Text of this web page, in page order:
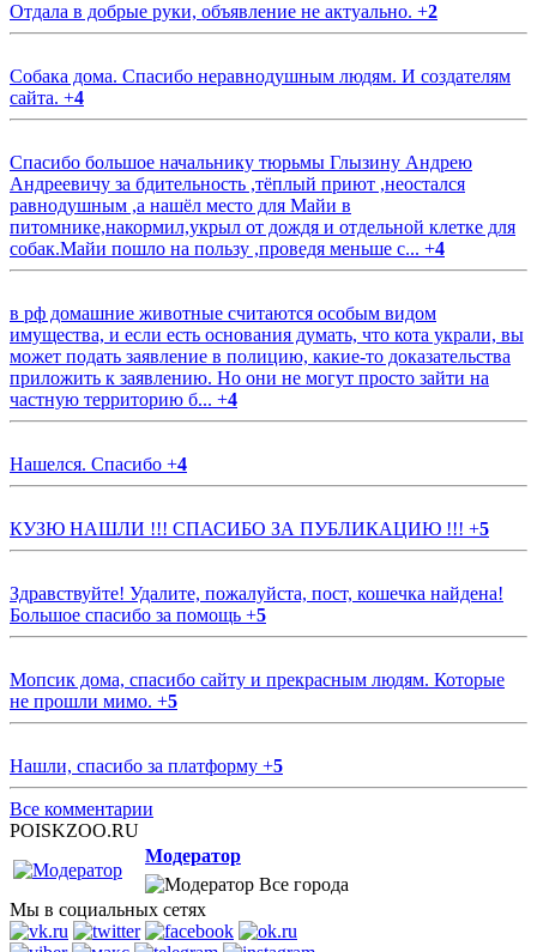
Отдала в добрые руки, объявление не актуально. +2
Собака дома. Спасибо неравнодушным людям. И создателям
сайта. +4
Спасибо большое начальнику тюрьмы Глызину Андрею
Андреевичу за бдительность ,тёплый приют ,неостался
равнодушным ,а нашёл место для Майи в
питомнике,накормил,укрыл от дождя и отдельной клетке для
собак.Майи пошло на пользу ,проведя меньше с... +4
в рф домашние животные считаются особым видом
имущества, и если есть основания думать, что кота украли, вы
может подать заявление в полицию, какие-то доказательства
приложить к заявлению. Но они не могут просто зайти на
частную территорию б... +4
Нашелся. Спасибо +4
КУЗЮ НАШЛИ !!! СПАСИБО ЗА ПУБЛИКАЦИЮ !!! +5
Здравствуйте! Удалите, пожалуйста, пост, кошечка найдена!
Большое спасибо за помощь +5
Мопсик дома, спасибо сайту и прекрасным людям. Которые
не прошли мимо. +5
Нашли, спасибо за платформу +5
Все комментарии
POISKZOO.RU
Модератор
Все города
Мы в социальных сетях